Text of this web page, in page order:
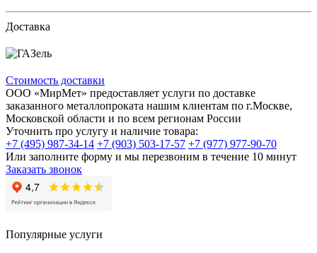
Доставка
Стоимость доставки
ООО «МирМет» предоставляет услуги по доставке
заказанного металлопроката нашим клиентам по г.Москве,
Московской области и по всем регионам России
Уточнить про услугу и наличие товара:
+7 (495) 987-34-14 +7 (903) 503-17-57 +7 (977) 977-90-70
Или заполните форму и мы перезвоним в течение 10 минут
Заказать звонок
Популярные услуги